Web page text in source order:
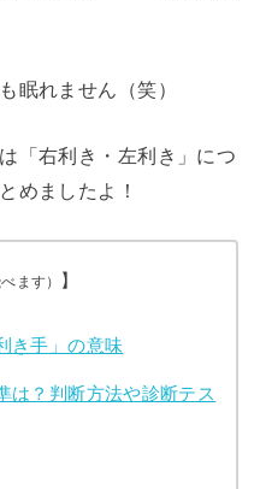
眠れません（笑）
「右利き・左利き」につ
めましたよ！
ます） 】
き手」の意味
は？判断方法や診断テス